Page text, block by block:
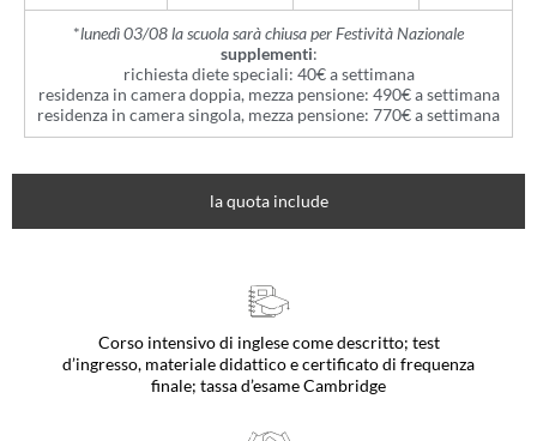
*lunedì 03/08 la scuola sarà chiusa per Festività Nazionale
supplementi:
richiesta diete speciali: 40€ a settimana
residenza in camera doppia, mezza pensione: 490€ a settimana
residenza in camera singola, mezza pensione: 770€ a settimana
la quota include
Corso intensivo di inglese come descritto; test
d’ingresso, materiale didattico e certificato di frequenza
finale; tassa d’esame Cambridge